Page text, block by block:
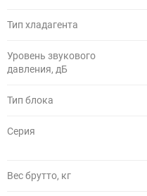
Тип хладагента
Уровень звукового
давления, дБ
Тип блока
Серия
Вес брутто, кг